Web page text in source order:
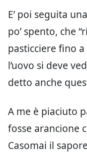
E’ poi seguita
po’ spento, che
pasticciere fino
l’uovo si deve
detto anche
A me è piaciuto
fosse arancione
Casomai il